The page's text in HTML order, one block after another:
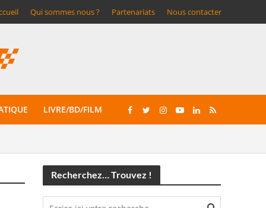
Qui sommes nous ? Partenariats Nous contacter
LIVRE/BD/FILM
Recherchez… Trouvez !